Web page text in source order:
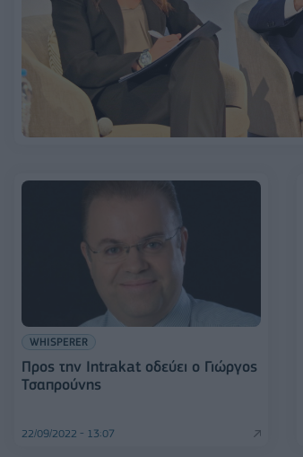
WHISPERER
Προς την Intrakat οδεύει ο Γιώργος
Τσαπρούνης
22/09/2022 - 13:07